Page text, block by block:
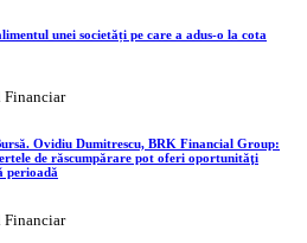
unei societăți pe care a adus-o la cota
Financiar
Ovidiu Dumitrescu, BRK Financial Group:
de răscumpărare pot oferi oportunităţi
perioadă
Financiar